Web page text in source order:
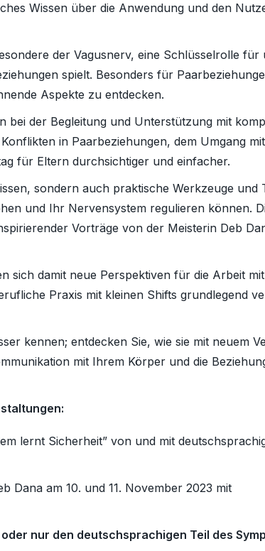
Wissen über die Anwendung und den
der Vagusnerv, eine Schlüsselrolle für
spielt. Besonders für
Aspekte zu entdecken.
der Begleitung und Unterstützung mit
in Paarbeziehungen, dem Umgang
für Eltern durchsichtiger und einfacher.
sondern auch praktische Werkzeuge und
und Ihr Nervensystem regulieren können.
Vorträge von der Meisterin Deb
sich damit neue Perspektiven für die Arbeit
Praxis mit kleinen Shifts grundlegend
kennen; entdecken Sie, wie sie mit neuem
mit Ihrem Körper und die
lernt Sicherheit” von und mit
Dana am 10. und 11. November 2023 mit
nur den deutschsprachigen Teil des